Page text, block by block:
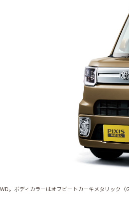
。ボディカラーはオフビートカーキメタリック〈